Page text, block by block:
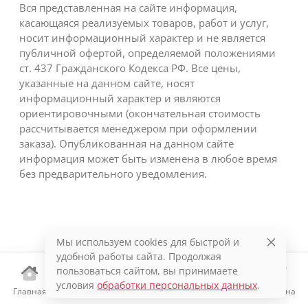
Главная Каталог Избранное Корзина
Вся представленная на сайте информация,
касающаяся реализуемых товаров, работ и услуг,
носит информационный характер и не является
публичной офертой, определяемой положениями
ст. 437 Гражданского Кодекса РФ. Все цены,
указанные на данном сайте, носят
информационный характер и являются
ориентировочными (окончательная стоимость
рассчитывается менеджером при оформлении
заказа). Опубликованная на данном сайте
информация может быть изменена в любое время
без предварительного уведомления.
Мы используем cookies для быстрой и
удобной работы сайта. Продолжая
пользоваться сайтом, вы принимаете
условия обработки персональных данных.